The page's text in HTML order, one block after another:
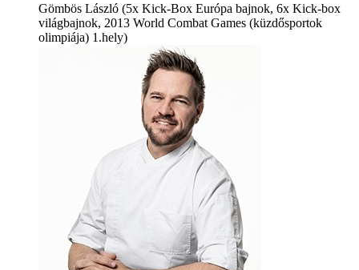
Gömbös László (5x Kick-Box Európa bajnok, 6x Kick-box
világbajnok, 2013 World Combat Games (küzdősportok
olimpiája) 1.hely)